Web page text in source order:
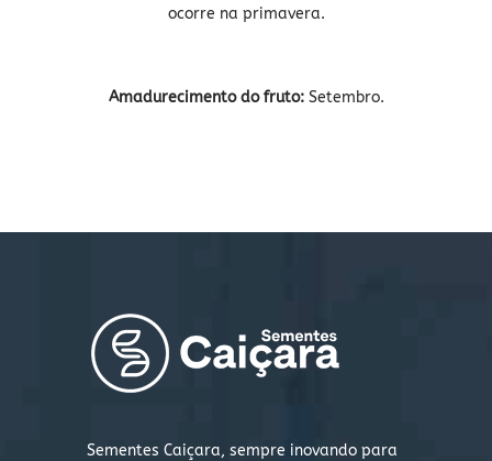
ocorre na primavera.
Amadurecimento do fruto: Setembro.
Sementes Caiçara, sempre inovando para